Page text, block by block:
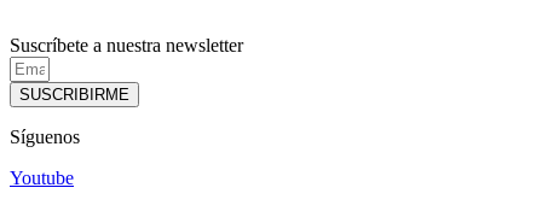
Suscríbete a nuestra newsletter
SUSCRIBIRME
Síguenos
Youtube